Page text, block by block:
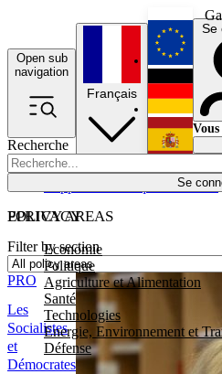
Open sub
navigation
Recherche
Se
POLICY AREAS
Economie
Politique
Agriculture et Alimentation
Santé
Technologies
Energie, Environnement et
Défense
Économie
Français
Se
Vous
EPRIVACY
Filter by section
Les
Socialistes
et
Démocrates
PRO